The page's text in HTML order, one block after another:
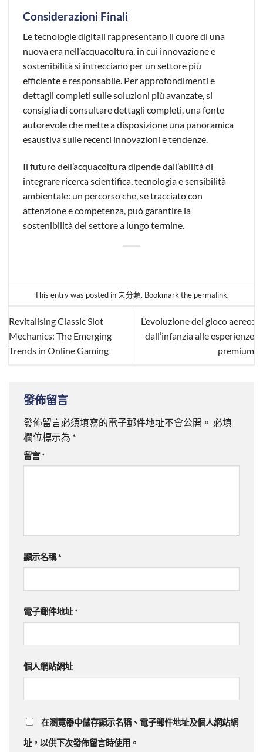
Considerazioni Finali
Le tecnologie digitali rappresentano il cuore di una
nuova era nell’acquacoltura, in cui innovazione e
sostenibilità si intrecciano per un settore più
efficiente e responsabile. Per approfondimenti e
dettagli completi sulle soluzioni più avanzate, si
consiglia di consultare dettagli completi, una fonte
autorevole che mette a disposizione una panoramica
esaustiva sulle recenti innovazioni e tendenze.
Il futuro dell’acquacoltura dipende dall’abilità di
integrare ricerca scientifica, tecnologia e sensibilità
ambientale: un percorso che, se tracciato con
attenzione e competenza, può garantire la
sostenibilità del settore a lungo termine.
This entry was posted in未分類. Bookmark the permalink.
Revitalising Classic Slot
Mechanics: The Emerging
Trends in Online Gaming
L’evoluzione del gioco aereo:
dall’infanzia alle esperienze
premium
發佈留言
發佈留言必須填寫的電子郵件地址不會公開。 必填
欄位標示為 *
留言*
顯示名稱*
電子郵件地址*
個人網站網址
在瀏覽器中儲存顯示名稱、電子郵件地址及個人網站網
址，以供下次發佈留言時使用。